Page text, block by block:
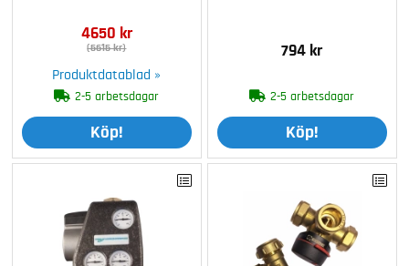
4650 kr
(5615 kr)
Produktdatablad »
2-5 arbetsdagar
Köp!
794 kr
2-5 arbetsdagar
Köp!